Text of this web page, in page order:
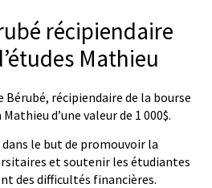
récipiendaire
Mathieu
récipiendaire de la bourse
d’une valeur de 1 000$.
le but de promouvoir la
et soutenir les étudiantes
des difficultés financières.